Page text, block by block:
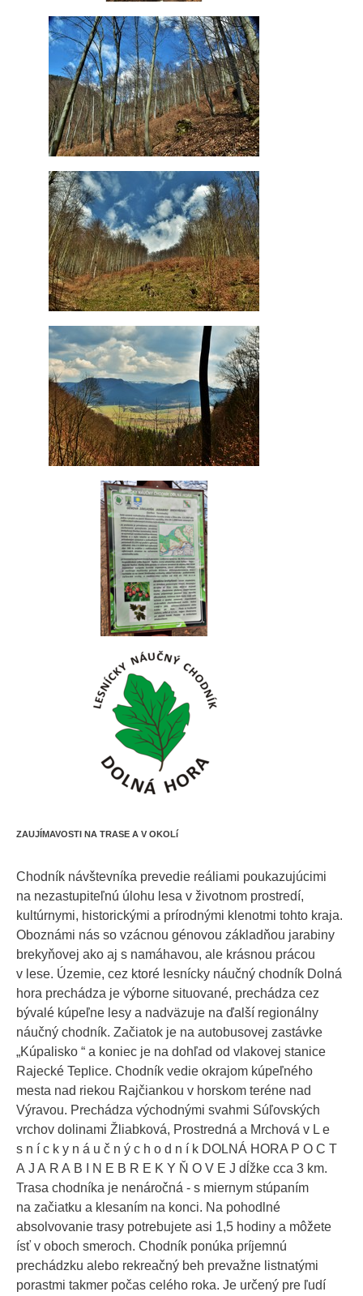
ZAUJÍMAVOSTI NA TRASE A V OKOLí
Chodník návštevníka prevedie reáliami poukazujúcimi
na nezastupiteľnú úlohu lesa v životnom prostredí,
kultúrnymi, historickými a prírodnými klenotmi tohto kraja.
Oboznámi nás so vzácnou génovou základňou jarabiny
brekyňovej ako aj s namáhavou, ale krásnou prácou
v lese. Územie, cez ktoré lesnícky náučný chodník Dolná
hora prechádza je výborne situované, prechádza cez
bývalé kúpeľne lesy a nadväzuje na ďalší regionálny
náučný chodník. Začiatok je na autobusovej zastávke
„Kúpalisko “ a koniec je na dohľad od vlakovej stanice
Rajecké Teplice. Chodník vedie okrajom kúpeľného
mesta nad riekou Rajčiankou v horskom teréne nad
Výravou. Prechádza východnými svahmi Súľovských
vrchov dolinami Žliabková, Prostredná a Mrchová v L e
s n í c k y n á u č n ý c h o d n í k DOLNÁ HORA P O C T
A J A R A B I N E B R E K Y Ň O V E J dĺžke cca 3 km.
Trasa chodníka je nenáročná - s miernym stúpaním
na začiatku a klesaním na konci. Na pohodlné
absolvovanie trasy potrebujete asi 1,5 hodiny a môžete
ísť v oboch smeroch. Chodník ponúka príjemnú
prechádzku alebo rekreačný beh prevažne listnatými
porastmi takmer počas celého roka. Je určený pre ľudí